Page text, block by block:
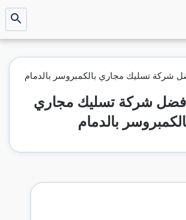
بحث
عن
شركة تسليك مجاري بالكمبروسر بالدمام
افضل شركة تسليك مجاري
بالدمام